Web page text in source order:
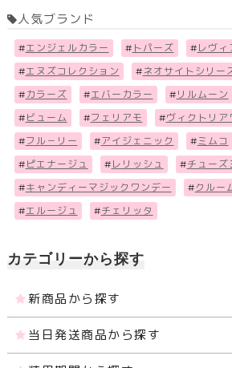
人気ブランド
#エンジェルカラー # トパーズ # レヴィ
#エヌズコレクション #ネオサイトシリー
# カラーズ #エバーカラー # リルムーン
# ビューム #フェリアモ #ヴィクトリア
#フル－リー #アイジェニック #ミムコ
# ピエナージュ # レリッシュ #チューズ
#キャンディーマジックワンデー #クルー
#エルージュ #チェリッタ
カテゴリーから探す
新商品から探す
当日発送商品から探す